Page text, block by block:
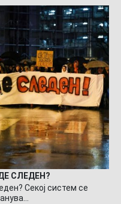
СЛЕДЕН?
Секој систем се